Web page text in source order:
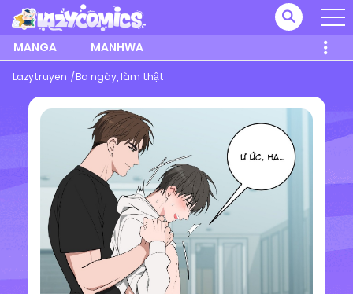
MANGA MANHWA
Lazytruyen Ba ngày, làm thật